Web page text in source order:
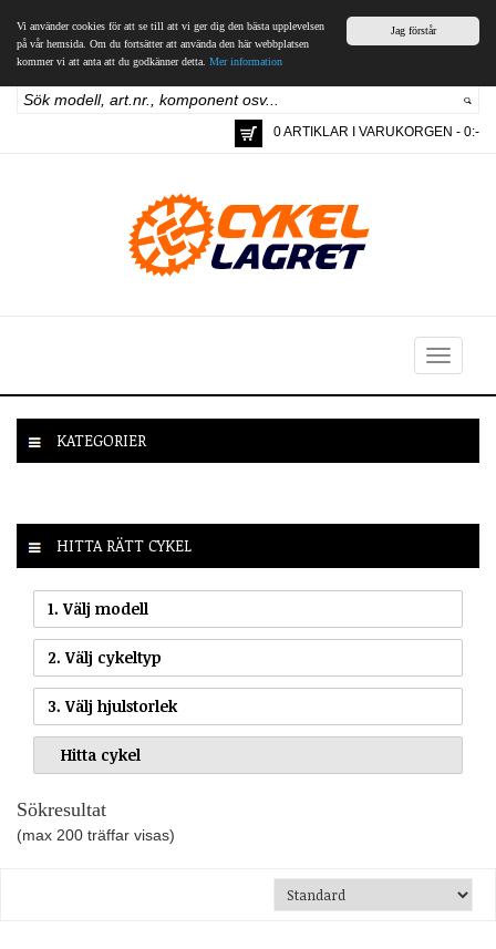
Jag förstår
Vi använder cookies för att se till att vi ger dig den bästa upplevelsen
på vår hemsida. Om du fortsätter att använda den här webbplatsen
kommer vi att anta att du godkänner detta. Mer information
0 ARTIKLAR I VARUKORGEN - 0:-
Toggle
navigation
KATEGORIER
HITTA RÄTT CYKEL
1. Välj modell
2. Välj cykeltyp
3. Välj hjulstorlek
Sökresultat
(max 200 träffar visas)